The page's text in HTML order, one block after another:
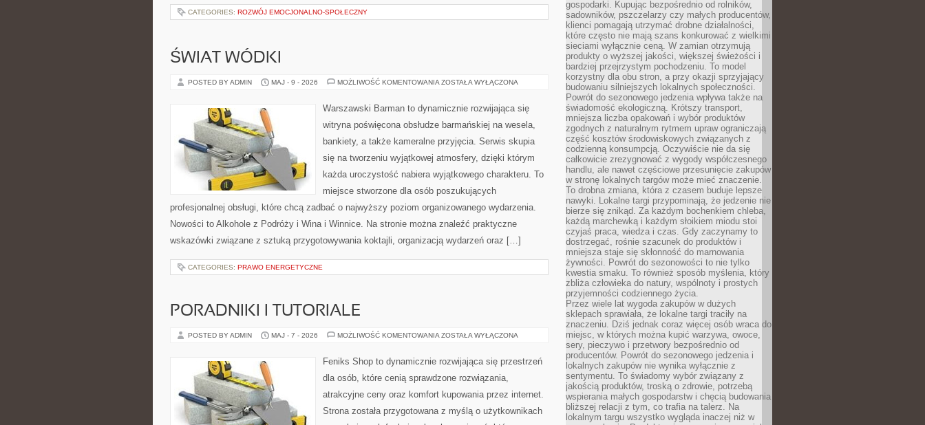
CATEGORIES: ROZWÓJ EMOCJONALNO-SPOŁECZNY
ŚWIAT WÓDKI
POSTED BY ADMIN MAJ - 9 - 2026 MOŻLIWOŚĆ KOMENTOWANIA ŚWIAT
ZOSTAŁA WYŁĄCZONA
Warszawski Barman to dynamicznie rozwijająca się
witryna poświęcona obsłudze barmańskiej na wesela,
bankiety, a także kameralne przyjęcia. Serwis skupia
się na tworzeniu wyjątkowej atmosfery, dzięki którym
każda uroczystość nabiera wyjątkowego charakteru. To
miejsce stworzone dla osób poszukujących
profesjonalnej obsługi, które chcą zadbać o najwyższy poziom organizowanego wydarzenia.
Nowości to Alkohole z Podróży i Wina i Winnice. Na stronie można znaleźć praktyczne
wskazówki związane z sztuką przygotowywania koktajli, organizacją wydarzeń oraz […]
CATEGORIES: PRAWO ENERGETYCZNE
PORADNIKI I TUTORIALE
POSTED BY ADMIN MAJ - 7 - 2026 MOŻLIWOŚĆ KOMENTOWANIA PORADNIKI
ZOSTAŁA WYŁĄCZONA
Feniks Shop to dynamicznie rozwijająca się przestrzeń
dla osób, które cenią sprawdzone rozwiązania,
atrakcyjne ceny oraz komfort kupowania przez internet.
Strona została przygotowana z myślą o użytkownikach
gospodarki. Kupując bezpośrednio od rolników,
sadowników, pszczelarzy czy małych producentów,
klienci pomagają utrzymać drobne działalności,
które często nie mają szans konkurować z wielkimi
sieciami wyłącznie ceną. W zamian otrzymują
produkty o wyższej jakości, większej świeżości i
bardziej przejrzystym pochodzeniu. To model
korzystny dla obu stron, a przy okazji sprzyjający
budowaniu silniejszych lokalnych społeczności.
Powrót do sezonowego jedzenia wpływa także na
świadomość ekologiczną. Krótszy transport,
mniejsza liczba opakowań i wybór produktów
zgodnych z naturalnym rytmem upraw ograniczają
część kosztów środowiskowych związanych z
codzienną konsumpcją. Oczywiście nie da się
całkowicie zrezygnować z wygody współczesnego
handlu, ale nawet częściowe przesunięcie zakupów
w stronę lokalnych targów może mieć znaczenie.
To drobna zmiana, która z czasem buduje lepsze
nawyki. Lokalne targi przypominają, że jedzenie nie
bierze się znikąd. Za każdym bochenkiem chleba,
każdą marchewką i każdym słoikiem miodu stoi
czyjaś praca, wiedza i czas. Gdy zaczynamy to
dostrzegać, rośnie szacunek do produktów i
mniejsza staje się skłonność do marnowania
żywności. Powrót do sezonowości to nie tylko
kwestia smaku. To również sposób myślenia, który
zbliża człowieka do natury, wspólnoty i prostych
przyjemności codziennego życia.
Przez wiele lat wygoda zakupów w dużych
sklepach sprawiała, że lokalne targi traciły na
znaczeniu. Dziś jednak coraz więcej osób wraca do
miejsc, w których można kupić warzywa, owoce,
sery, pieczywo i przetwory bezpośrednio od
producentów. Powrót do sezonowego jedzenia i
lokalnych zakupów nie wynika wyłącznie z
sentymentu. To świadomy wybór związany z
jakością produktów, troską o zdrowie, potrzebą
wspierania małych gospodarstw i chęcią budowania
bliższej relacji z tym, co trafia na talerz. Na
lokalnym targu wszystko wygląda inaczej niż w